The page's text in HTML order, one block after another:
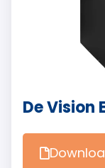
De Vision